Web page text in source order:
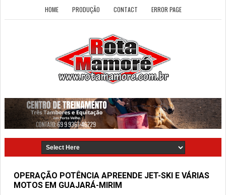
HOME PRODUÇÃO CONTACT ERROR PAGE
OPERAÇÃO POTÊNCIA APREENDE JET-SKI E VÁRIAS
MOTOS EM GUAJARÁ-MIRIM